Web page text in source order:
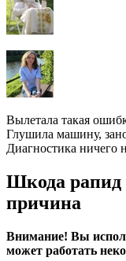
Вылетала такая
Глушила машину,
Диагностика ничего
Шкода рапид
причина
Внимание! Вы
может работать